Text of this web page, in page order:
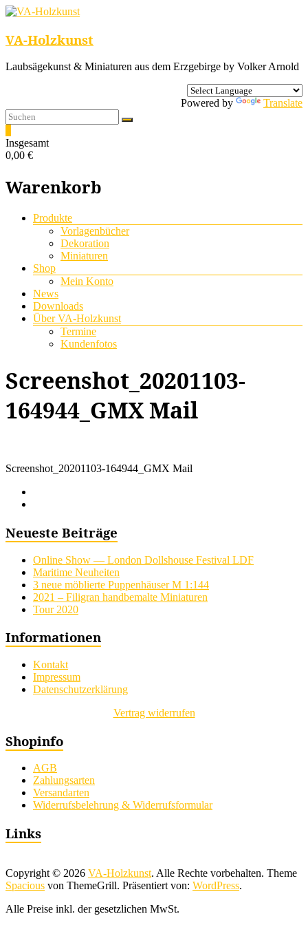
VA-Holzkunst
Laubsägekunst & Miniaturen aus dem Erzgebirge by Volker Arnold
Powered by Translate
Insgesamt
0,00 €
Warenkorb
Menü
Produkte
Vorlagenbücher
Dekoration
Miniaturen
Shop
Mein Konto
News
Downloads
Über VA-Holzkunst
Termine
Kundenfotos
Screenshot_20201103-
164944_GMX Mail
Screenshot_20201103-164944_GMX Mail
Neueste Beiträge
Online Show — London Dollshouse Festival LDF
Maritime Neuheiten
3 neue möblierte Puppenhäuser M 1:144
2021 – Filigran handbemalte Miniaturen
Tour 2020
Informationen
Kontakt
Impressum
Datenschutzerklärung
Vertrag widerrufen
Shopinfo
AGB
Zahlungsarten
Versandarten
Widerrufsbelehrung & Widerrufsformular
Links
Copyright © 2026 VA-Holzkunst. Alle Rechte vorbehalten. Theme
Spacious von ThemeGrill. Präsentiert von: WordPress.
Alle Preise inkl. der gesetzlichen MwSt.